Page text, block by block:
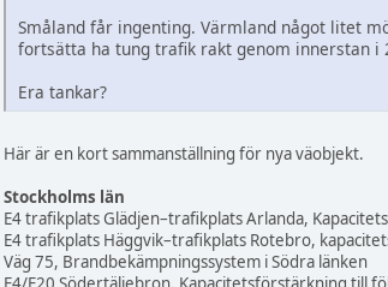
Småland får ingenting. Värmland något litet
fortsätta ha tung trafik rakt genom innerstan i
Era tankar?
Här är en kort sammanställning för nya väobjekt.
Stockholms län
E4 trafikplats Glädjen–trafikplats Arlanda,
E4 trafikplats Häggvik–trafikplats Rotebro,
Väg 75, Brandbekämpningssystem i Södra länken